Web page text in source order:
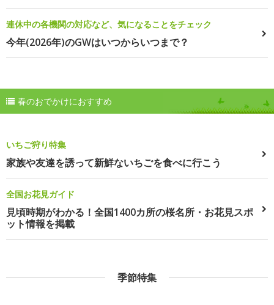
連休中の各機関の対応など、気になることをチェック
今年(2026年)のGWはいつからいつまで？
春のおでかけにおすすめ
いちご狩り特集
家族や友達を誘って新鮮ないちごを食べに行こう
全国お花見ガイド
見頃時期がわかる！全国1400カ所の桜名所・お花見スポ
ット情報を掲載
季節特集